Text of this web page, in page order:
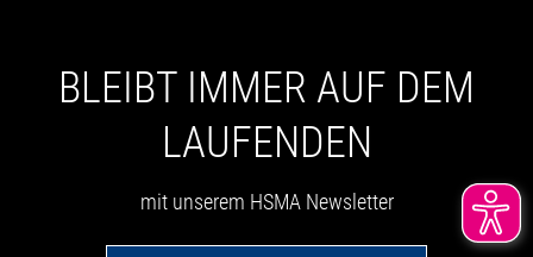
BLEIBT IMMER AUF DEM
LAUFENDEN
mit unserem HSMA Newsletter